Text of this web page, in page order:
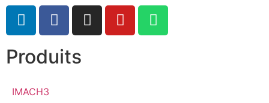
Produits
IMACH3